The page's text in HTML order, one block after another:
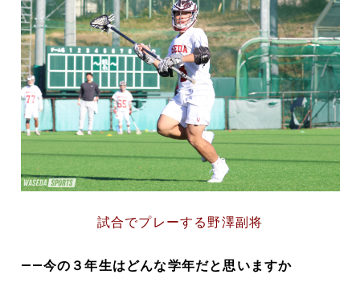
試合でプレーする野澤副将
――今の３年生はどんな学年だと思いますか